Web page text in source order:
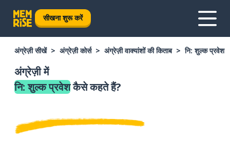
सीखना शुरू करें
अंग्रेज़ी सीखें अंग्रेज़ी कोर्स अंग्रेज़ी वाक्यांशों की किताब नि: शुल्क प्रवेश
अंग्रेज़ी में
नि: शुल्क प्रवेशकैसे कहते हैं?